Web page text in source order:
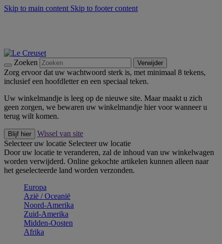
Skip to main content Skip to footer content
Zoeken Verwijder
Zorg ervoor dat uw wachtwoord sterk is, met minimaal 8 tekens,
inclusief een hoofdletter en een speciaal teken.
Uw winkelmandje is leeg op de nieuwe site. Maar maakt u zich
geen zorgen, we bewaren uw winkelmandje hier voor wanneer u
terug wilt komen.
Blijf hier
Wissel van site
Selecteer uw locatie Selecteer uw locatie
Door uw locatie te veranderen, zal de inhoud van uw winkelwagen
worden verwijderd. Online gekochte artikelen kunnen alleen naar
het geselecteerde land worden verzonden.
Europa
Aziё / Oceaniё
Noord-Amerika
Zuid-Amerika
Midden-Oosten
Afrika